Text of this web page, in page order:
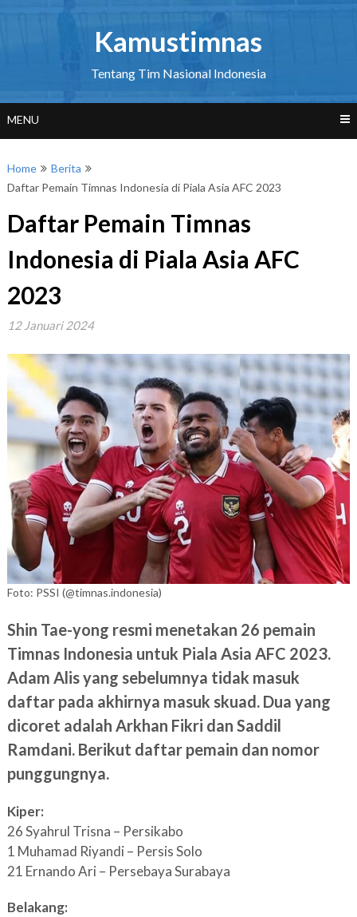
Kamustimnas
Tentang Tim Nasional Indonesia
MENU
Home
Berita
Daftar Pemain Timnas Indonesia di Piala Asia AFC 2023
Daftar Pemain Timnas
Indonesia di Piala Asia AFC
2023
12 Januari 2024
Foto: PSSI (@timnas.indonesia)
Shin Tae-yong resmi menetakan 26 pemain
Timnas Indonesia untuk Piala Asia AFC 2023.
Adam Alis yang sebelumnya tidak masuk
daftar pada akhirnya masuk skuad. Dua yang
dicoret adalah Arkhan Fikri dan Saddil
Ramdani. Berikut daftar pemain dan nomor
punggungnya.
Kiper:
26 Syahrul Trisna – Persikabo
1 Muhamad Riyandi – Persis Solo
21 Ernando Ari – Persebaya Surabaya
Belakang: